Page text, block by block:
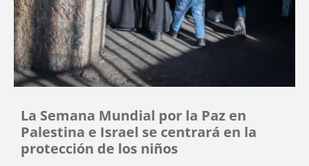
La Semana Mundial por la Paz en
Palestina e Israel se centrará en la
protección de los niños